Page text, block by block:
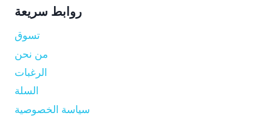
روابط سريعة
تسوق
من نحن
الرغبات
السلة
سياسة الخصوصية